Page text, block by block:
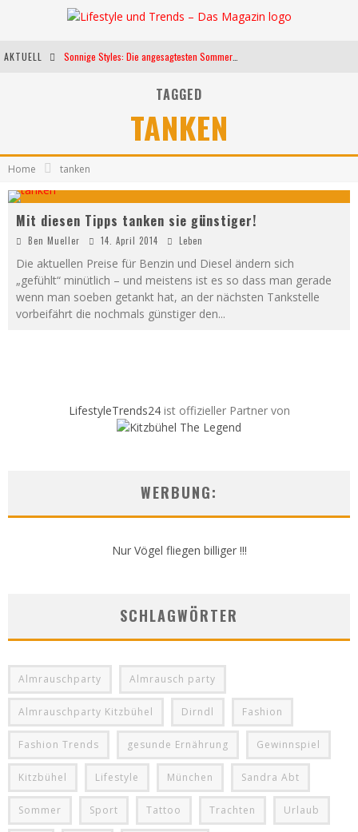
AKTUELL
Weltfrauentag - Eine Feier der Weiblichkeit
Kann unsere Ernährung das biologische Altern verlangsamen?
TAGGED
TANKEN
Home tanken
Mit diesen Tipps tanken sie günstiger!
Ben Mueller 14. April 2014 Leben
Die aktuellen Preise für Benzin und Diesel ändern sich
„gefühlt“ minütlich – und meistens ist es so dass man gerade
wenn man soeben getankt hat, an der nächsten Tankstelle
vorbeifährt die nochmals günstiger den...
LifestyleTrends24ist offizieller Partner von
WERBUNG:
Nur Vögel fliegen billiger !!!
SCHLAGWÖRTER
Almrauschparty Almrausch party
Almrauschparty Kitzbühel Dirndl Fashion
Fashion Trends gesunde Ernährung Gewinnspiel
Kitzbühel Lifestyle München Sandra Abt
Sommer Sport Tattoo Trachten Urlaub